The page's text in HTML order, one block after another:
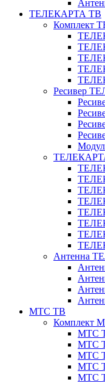
ТЕЛЕКАРТА ТВ
Комплект
Ресивер
ТЕЛЕКАРТА
Антенна
МТС ТВ
Комплект
МТС
МТС
МТС
МТС
МТС